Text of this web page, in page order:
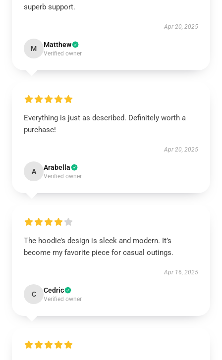
superb support.
Apr 20, 2025
M Matthew
Verified owner
Everything is just as described. Definitely worth a
purchase!
Apr 20, 2025
A Arabella
Verified owner
The hoodie’s design is sleek and modern. It’s
become my favorite piece for casual outings.
Apr 16, 2025
C Cedric
Verified owner